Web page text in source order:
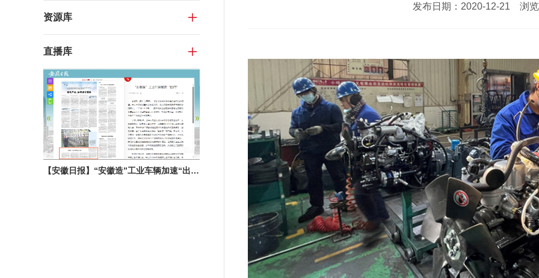
资源库
直播库
【安徽日报】“安徽造”工业车辆加速“出海”
发布日期：2020-12-21 浏